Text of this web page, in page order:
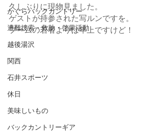
かぐらバックカントリー
遭難捜索・救助・啓蒙活動
越後湯沢
関西
石井スポーツ
休日
美味しいもの
バックカントリーギア
久しぶりに現物見ました。
ゲストが持参された写ルンですを。
ブームの若者よりは年上ですけど！